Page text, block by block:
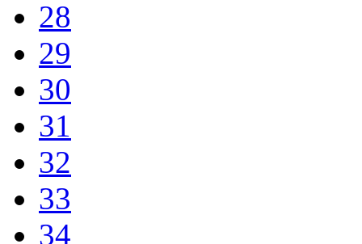
28
29
30
31
32
33
34